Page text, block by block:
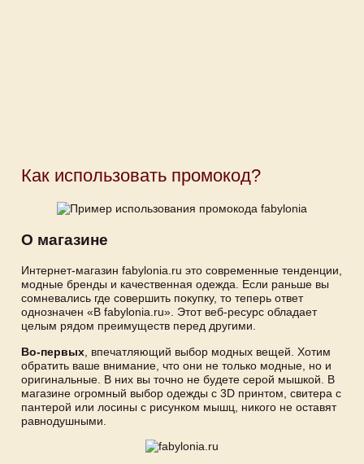
Как использовать промокод?
О магазине
Интернет-магазин fabylonia.ru это современные тенденции,
модные бренды и качественная одежда. Если раньше вы
сомневались где совершить покупку, то теперь ответ
однозначен «В fabylonia.ru». Этот веб-ресурс обладает
целым рядом преимуществ перед другими.
Во-первых , впечатляющий выбор модных вещей. Хотим
обратить ваше внимание, что они не только модные, но и
оригинальные. В них вы точно не будете серой мышкой. В
магазине огромный выбор одежды с 3D принтом, свитера с
пантерой или лосины с рисунком мышц, никого не оставят
равнодушными.